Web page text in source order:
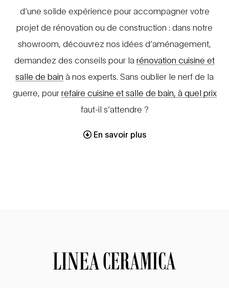
d’une solide expérience pour accompagner votre
projet de rénovation ou de construction : dans notre
showroom, découvrez nos idées d’aménagement,
demandez des conseils pour la rénovation cuisine et
salle de bain à nos experts. Sans oublier le nerf de la
guerre, pourrefaire cuisine et salle de bain, à quel prix
faut-il s’attendre ?
En savoir plus
prendre en charge tout projet de rénovation de salle